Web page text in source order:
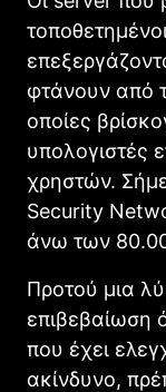
φτάνουν από
οποίες
υπολογιστές
χρηστών.
Security
άνω των
Προτού μια
επιβεβαίωση
που έχει
ακίνδυνο,